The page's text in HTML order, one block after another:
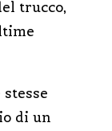
trucco,
di un